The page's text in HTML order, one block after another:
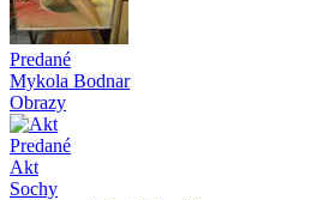
Predané
Mykola Bodnar
Obrazy
Predané
Akt
Sochy